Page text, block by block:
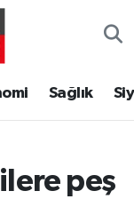
Sağlık
peş